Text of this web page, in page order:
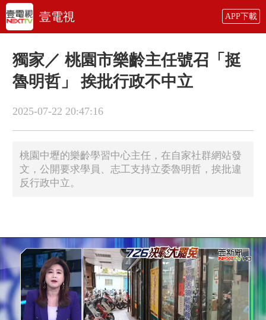
壹電視 APP下載
獨家／ 桃園市樂齡主任號召「挺
魯明哲」 挨批行政不中立
2025-07-22 20:47:16
桃園中壢的樂齡學習中心主任，在自家社群網站發
文，公開要求學員、志工支持立委魯明哲，挨批違
反行政中立。